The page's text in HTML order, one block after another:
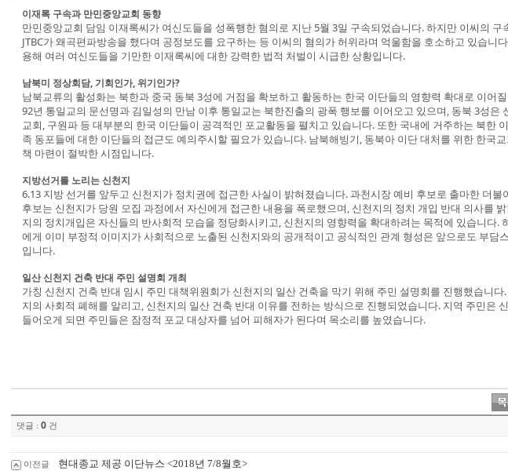
이재록 구속과 만민중앙교회 동향
만민중앙교회 담임 이재록씨가 여신도들을 성폭행한 혐의로 지난 5월 3일 구속되었습니다. 하지만 이씨의 구
JTBC가 왜곡편파방송을 했다며 공정보도를 요구하는 등 이씨의 혐의가 허위라며 억울함을 호소하고 있습니
용해 여러 여신도들을 기만한 이재록씨에 대한 강력한 법적 처벌이 시급한 상황입니다.
남북미 정상회담, 기회인가, 위기인가?
남북교류의 활성화는 북한과 중국 동북 3성에 거점을 확보하고 활동하는 한국 이단들의 영향력 확대로 이어
92년 통일교의 문선명과 김일성의 만남 이후 통일교는 북한진출의 광폭 행보를 이어오고 있으며, 동북 3성은
교회, 구원파 등 대부분의 한국 이단들이 공격적인 포교활동을 펼치고 있습니다. 또한 국내에 거주하는 북한
족 동포들에 대한 이단들의 접근도 예의주시할 필요가 있습니다. 남북해빙기, 동북아 이단 대처를 위한 한국
책 마련이 절박한 시점입니다.
지방선거를 노리는 신천지
6.13 지방 선거를 앞두고 신천지가 정치권에 접근한 사실이 밝혀졌습니다. 과천시장 예비 후보로 출마한 더불
후보는 신천지가 당원 모집 과정에서 자신에게 접근한 내용을 폭로했으며, 신천지의 정치 개입 반대 의사를
지의 정치개입은 자신들의 반사회적 모습을 정당화시키고, 신천지의 영향력을 확대하려는 목적에 있습니다.
에게 이미 부정적 이미지가 사회적으로 노출된 신천지와의 공개적이고 공식적인 관계 형성은 앞으로도 부담
입니다.
일산 신천지 건축 반대 주민 설명회 개최
가칭 신천지 건축 반대 임시 주민 대책위원회가 신천지의 일산 건축을 막기 위해 주민 설명회를 진행했습니다
지의 사회적 폐해를 알리고, 신천지의 일산 건축 반대 이유를 전하는 방식으로 진행되었습니다. 지역 주민은
들어오게 되면 주민들은 잠정적 포교 대상자를 넘어 피해자가 된다며 목소리를 높였습니다.
댓글 : 0 건
이전글 현대종교 제공 이단뉴스 <2018년 7/8월호>